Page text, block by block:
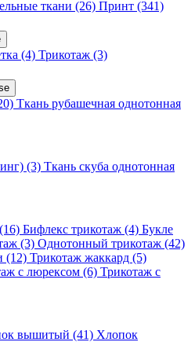
ткани (26) Принт (341)
(4) Трикотаж (3)
Ткань рубашечная однотонная
(3) Ткань скуба однотонная
Бифлекс трикотаж (4) Букле
(3) Однотонный трикотаж (42)
(12) Трикотаж жаккард (5)
с люрексом (6) Трикотаж с
вышитый (41) Хлопок